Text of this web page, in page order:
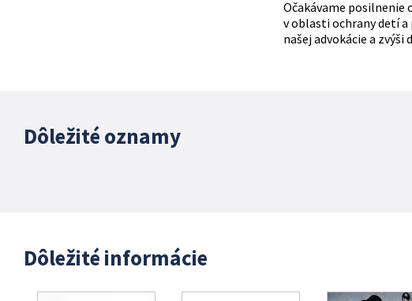
Očakávame posilnenie
v oblasti ochrany detí
našej advokácie a
Dôležité oznamy
Dôležité informácie